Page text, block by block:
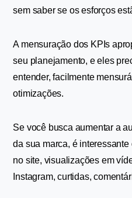
sem saber se os esforços
A mensuração dos KPIs
seu planejamento, e eles
entender, facilmente
otimizações.
Se você busca aumentar a
da sua marca, é
no site, visualizações em
Instagram, curtidas,